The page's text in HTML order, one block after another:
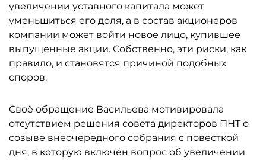
увеличении уставного капитала может
уменьшиться его доля, а в состав акционеров
компании может войти новое лицо, купившее
выпущенные акции. Собственно, эти риски, как
правило, и становятся причиной подобных
споров.
Своё обращение Васильева мотивировала
отсутствием решения совета директоров ПНТ о
созыве внеочередного собрания с повесткой
дня, в которую включён вопрос об увеличении